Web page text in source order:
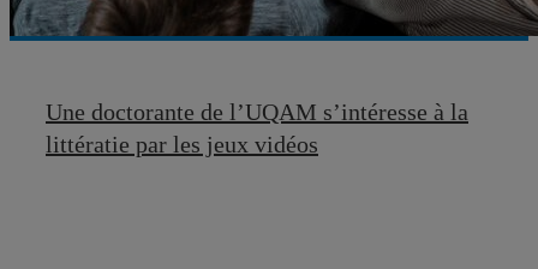
Une doctorante de l’UQAM s’intéresse à la
littératie par les jeux vidéos